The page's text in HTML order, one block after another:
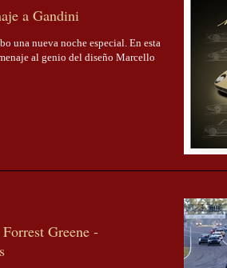
a Gandini
una nueva noche especial. En esta
al genio del diseño Marcello
Greene -